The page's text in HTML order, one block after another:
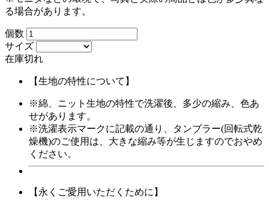
る場合があります。
個数
サイズ
在庫切れ
【生地の特性について】
※綿、ニット生地の特性で洗濯後、多少の縮み、色あ
せがあります。
※洗濯表示マークに記載の通り、タンブラー(回転式乾
燥機)のご使用は、大きな縮み等が生じますのでおやめ
ください。
【永くご愛用いただくために】